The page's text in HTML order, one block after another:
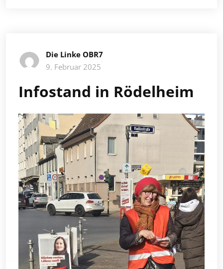
Die Linke OBR7
9. Februar 2025
Infostand in Rödelheim